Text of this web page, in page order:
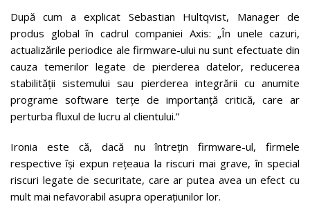
După cum a explicat Sebastian Hultqvist, Manager de
produs global în cadrul companiei Axis: „În unele cazuri,
actualizările periodice ale firmware-ului nu sunt efectuate din
cauza temerilor legate de pierderea datelor, reducerea
stabilității sistemului sau pierderea integrării cu anumite
programe software terțe de importanță critică, care ar
perturba fluxul de lucru al clientului.”
Ironia este că, dacă nu întrețin firmware-ul, firmele
respective își expun rețeaua la riscuri mai grave, în special
riscuri legate de securitate, care ar putea avea un efect cu
mult mai nefavorabil asupra operațiunilor lor.